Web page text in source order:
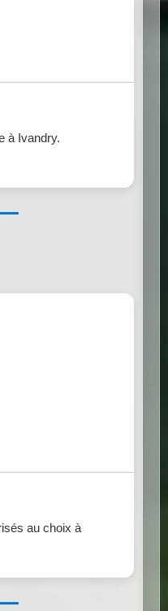
à Ivandry.
au choix à